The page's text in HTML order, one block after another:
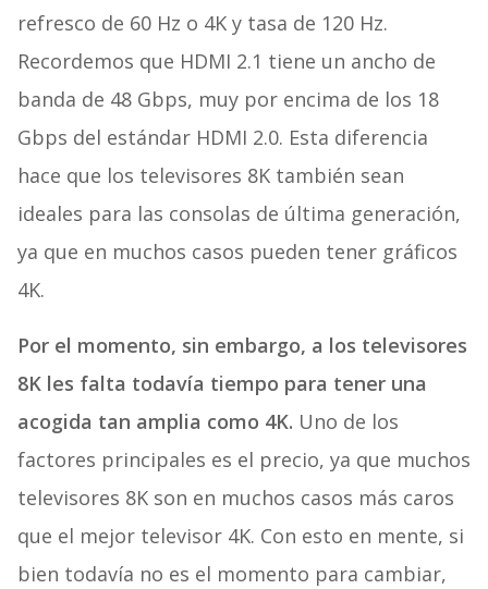
refresco de 60 Hz o 4K y tasa de 120 Hz.
Recordemos que HDMI 2.1 tiene un ancho de
banda de 48 Gbps, muy por encima de los 18
Gbps del estándar HDMI 2.0. Esta diferencia
hace que los televisores 8K también sean
ideales para las consolas de última generación,
ya que en muchos casos pueden tener gráficos
4K.
Por el momento, sin embargo, a los televisores
8K les falta todavía tiempo para tener una
acogida tan amplia como 4K. Uno de los
factores principales es el precio, ya que muchos
televisores 8K son en muchos casos más caros
que el mejor televisor 4K. Con esto en mente, si
bien todavía no es el momento para cambiar,